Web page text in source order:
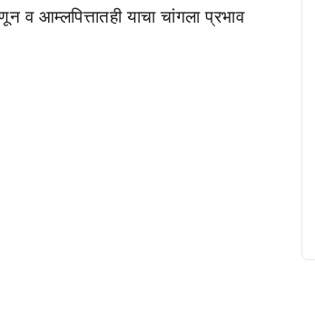
व आम्लपित्तातही याचा चांगला प्रभाव